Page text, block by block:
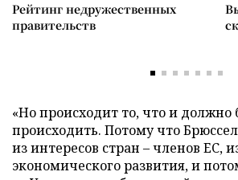
Рейтинг недружественных
правительств
«Но происходит то, что и должно
происходить. Потому что
из интересов стран – членов ЕС,
экономического развития, и